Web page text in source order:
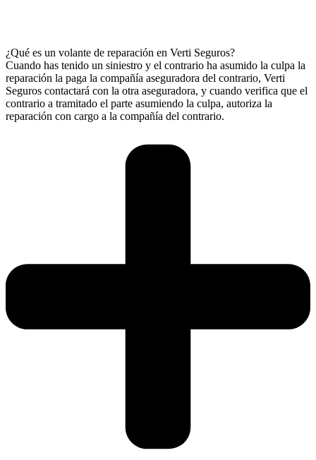
¿Qué es un volante de reparación en Verti Seguros?
Cuando has tenido un siniestro y el contrario ha asumido la culpa la
reparación la paga la compañía aseguradora del contrario, Verti
Seguros contactará con la otra aseguradora, y cuando verifica que el
contrario a tramitado el parte asumiendo la culpa, autoriza la
reparación con cargo a la compañía del contrario.